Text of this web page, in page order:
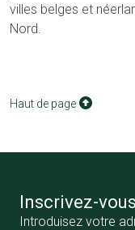
villes belges et
Nord.
Haut de page
Inscrivez-
Introduisez votre